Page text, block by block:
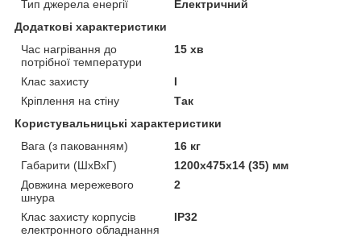
Тип джерела енергії
Електричний
Додаткові характеристики
Час нагрівання до
потрібної температури
15 хв
Клас захисту
I
Кріплення на стіну
Так
Користувальницькі характеристики
Вага (з пакованням)
16 кг
Габарити (ШхВхГ)
1200х475х14 (35) мм
Довжина мережевого
шнура
2
Клас захисту корпусів
електронного обладнання
IP32